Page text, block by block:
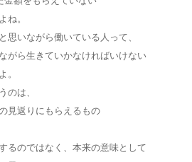
ね。
思いながら働いている人って、
がら生きていかなければいけない
のは、
返りにもらえるもの
るのではなく、本来の意味として